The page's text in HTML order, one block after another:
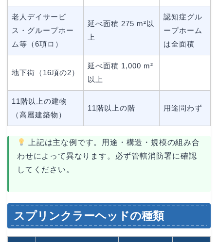
老人デイサービ
ス・グループホー
ム等（6項ロ）
延べ面積 275 m²以
上
認知症グル
ープホーム
は全面積
地下街（16項の2）
延べ面積 1,000 m²
以上
11階以上の建物
（高層建築物）
11階以上の階 用途問わず
上記は主な例です。用途・構造・規模の組み合
わせによって異なります。必ず管轄消防署に確認
してください。
スプリンクラーヘッドの種類